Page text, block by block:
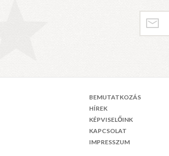
BEMUTATKOZÁS
HÍREK
KÉPVISELŐINK
KAPCSOLAT
IMPRESSZUM